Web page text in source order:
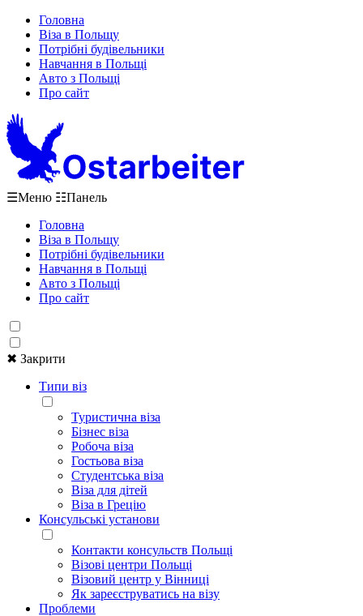
Головна
Віза в Польщу
Потрібні будівельники
Навчання в Польщі
Авто з Польщі
Про сайт
☰Меню ☷Панель
Головна
Віза в Польщу
Потрібні будівельники
Навчання в Польщі
Авто з Польщі
Про сайт
✖ Закрити
Типи віз
Туристична віза
Бізнес віза
Робоча віза
Гостьова віза
Студентська віза
Віза для дітей
Віза в Грецію
Консульські установи
Контакти консульств Польщі
Візові центри Польщі
Візовий центр у Вінниці
Як зареєструватись на візу
Проблеми